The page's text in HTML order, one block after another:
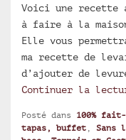
Voici une recette
à faire à la
Elle vous
ma recette de
d’ajouter de
Continuer la
Posté dans 100% fait-
tapas, buffet , Sans